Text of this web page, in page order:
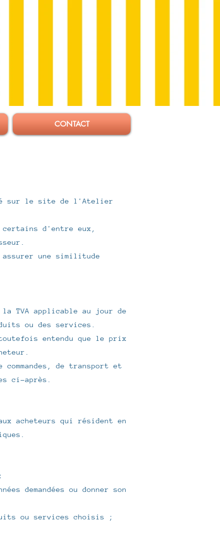
sur le site de l'Atelier
d'entre eux,
une similitude
TVA applicable au jour de
ou des services.
entendu que le prix
de transport et
ci-après.
acheteurs qui résident en
demandées ou donner son
ou services choisis ;
CONTACT